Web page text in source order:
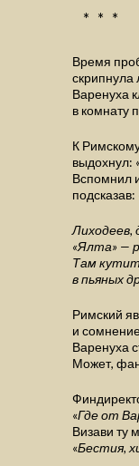
* * *
Время
скрипнула
Варенуха
в комнату
К
выдохнул:
Вспомнил
подсказав:
Лиходеев,
«Ялта» —
Там кутит
в пьяных
Римский
и
Варенуха
Может,
«Где от
Визави ту
«Бестия,